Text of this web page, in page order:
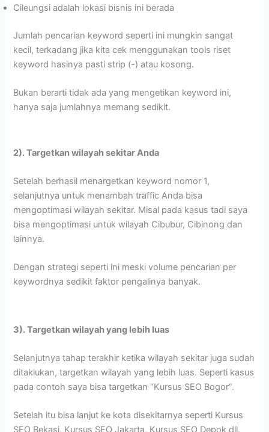
Cileungsi adalah lokasi bisnis ini berada
Jumlah pencarian keyword seperti ini mungkin sangat
kecil, terkadang jika kita cek menggunakan tools riset
keyword hasinya pasti strip (-) atau kosong.
Bukan berarti tidak ada yang mengetikan keyword ini,
hanya saja jumlahnya memang sedikit.
2). Targetkan wilayah sekitar Anda
Setelah berhasil menargetkan keyword nomor 1,
selanjutnya untuk menambah traffic Anda bisa
mengoptimasi wilayah sekitar. Misal pada kasus tadi saya
bisa mengoptimasi untuk wilayah Cibubur, Cibinong dan
lainnya.
Dengan strategi seperti ini meski volume pencarian per
keywordnya sedikit faktor pengalinya banyak.
3). Targetkan wilayah yang lebih luas
Selanjutnya tahap terakhir ketika wilayah sekitar juga sudah
ditaklukan, targetkan wilayah yang lebih luas. Seperti kasus
pada contoh saya bisa targetkan “Kursus SEO Bogor”.
Setelah itu bisa lanjut ke kota disekitarnya seperti Kursus
SEO Bekasi, Kursus SEO Jakarta, Kursus SEO Depok dll.